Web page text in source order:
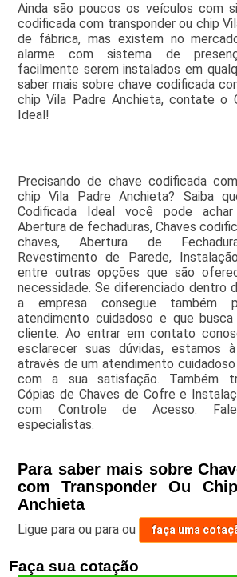
Ainda são poucos os veículos com
codificada com transponder ou chip
de fábrica, mas existem no
alarme com sistema de
facilmente serem instalados em
saber mais sobre chave codificada
chip Vila Padre Anchieta, contate o
Ideal!
Precisando de chave codificada
chip Vila Padre Anchieta? Saiba
Codificada Ideal você pode
Abertura de fechaduras, Chaves
chaves, Abertura de
Revestimento de Parede,
entre outras opções que são
necessidade. Se diferenciado dentro
a empresa consegue também
atendimento cuidadoso e que
cliente. Ao entrar em contato
esclarecer suas dúvidas, estamos
através de um atendimento
com a sua satisfação. Também
Cópias de Chaves de Cofre e
com Controle de Acesso.
especialistas.
Para saber mais sobre
com Transponder Ou
Anchieta
Ligue para ou para ou faça uma
Faça sua cotação